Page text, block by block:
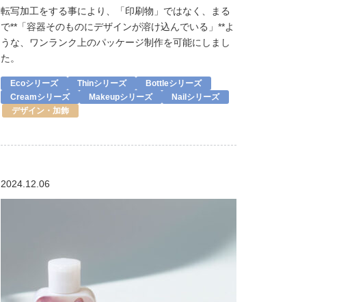
転写加工をする事により、「印刷物」ではなく、まる
で**「容器そのものにデザインが溶け込んでいる」**よ
うな、ワンランク上のパッケージ制作を可能にしまし
た。
Ecoシリーズ Thinシリーズ
Bottleシリーズ
Creamシリーズ
Makeupシリーズ
Nailシリーズ
デザイン・加飾
2024.12.06